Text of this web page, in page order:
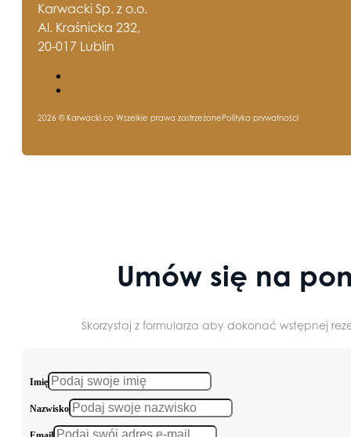
Karwacki Sp. z o.o.
Al. Kraśnicka 232,
20-017 Lublin
2026 © Karwacki.co Wszelkie prawa zastrzeżonePolityka prywatności
Umów się na
Skorzystaj z formularza aby dokonać wstępnej
Imię
Nazwisko